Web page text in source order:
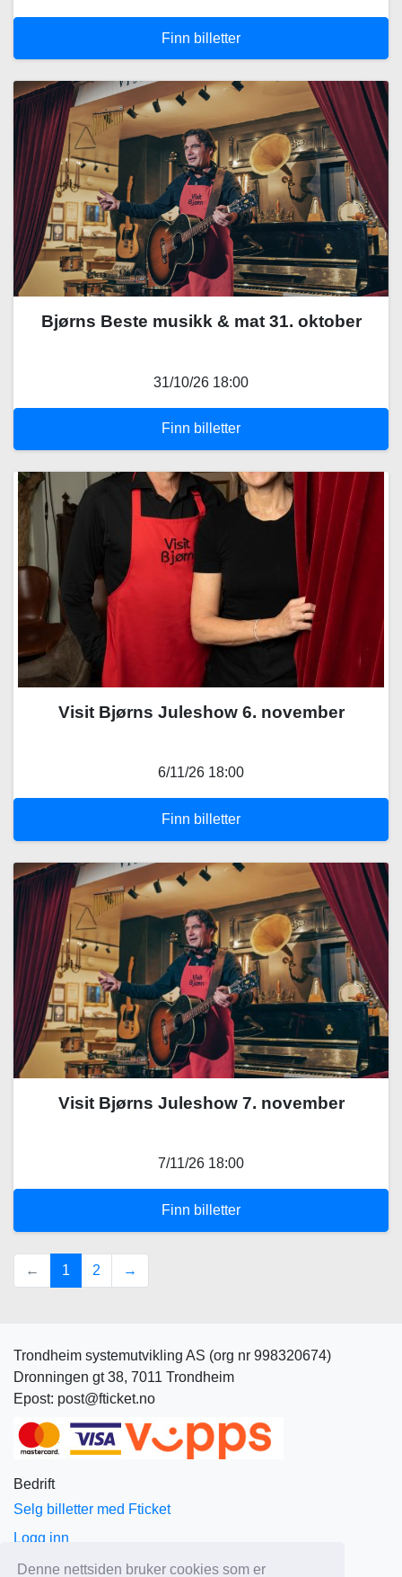
Denne nettsiden bruker cookies som er
Finn billetter
Bjørns Beste musikk & mat 31. oktober
31/10/26 18:00
Finn billetter
Visit Bjørns Juleshow 6. november
6/11/26 18:00
Finn billetter
Visit Bjørns Juleshow 7. november
7/11/26 18:00
Finn billetter
← 1 (current)
2 →
Trondheim systemutvikling AS (org nr 998320674)
Dronningen gt 38, 7011 Trondheim
Epost: post@fticket.no
Bedrift
Selg billetter med Fticket
Logg inn
Om Fticket